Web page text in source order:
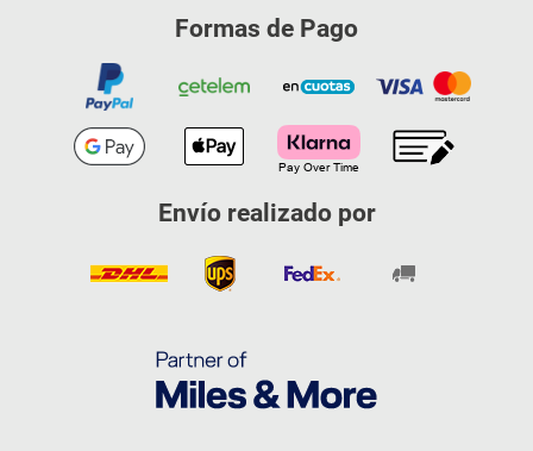
Formas de Pago
Envío realizado por